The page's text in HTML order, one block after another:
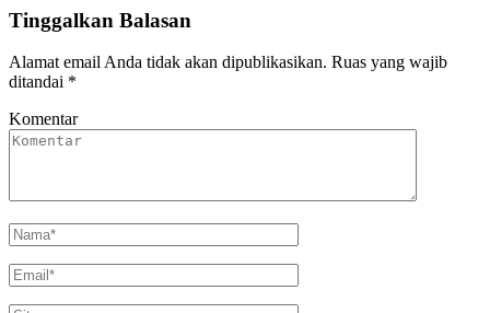
Tinggalkan Balasan
Alamat email Anda tidak akan dipublikasikan. Ruas yang wajib
ditandai *
Komentar